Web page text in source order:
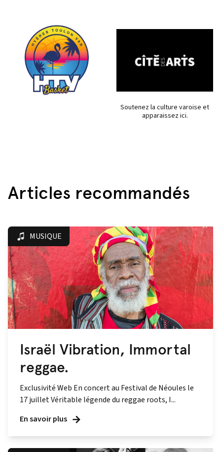
Soutenez la culture varoise et
apparaissez ici.
Articles recommandés
MUSIQUE
Israël Vibration, Immortal
reggae.
Exclusivité Web En concert au Festival de Néoules le
17 juillet Véritable légende du reggae roots, I...
En savoir plus